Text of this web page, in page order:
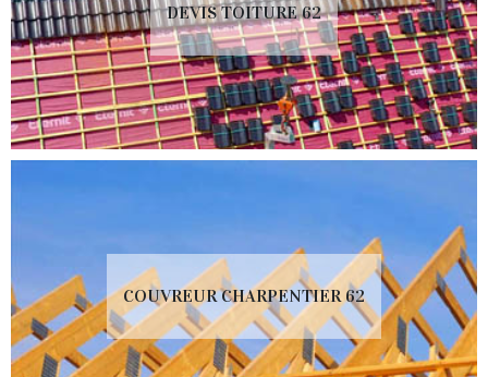
DEVIS TOITURE 62
COUVREUR CHARPENTIER 62